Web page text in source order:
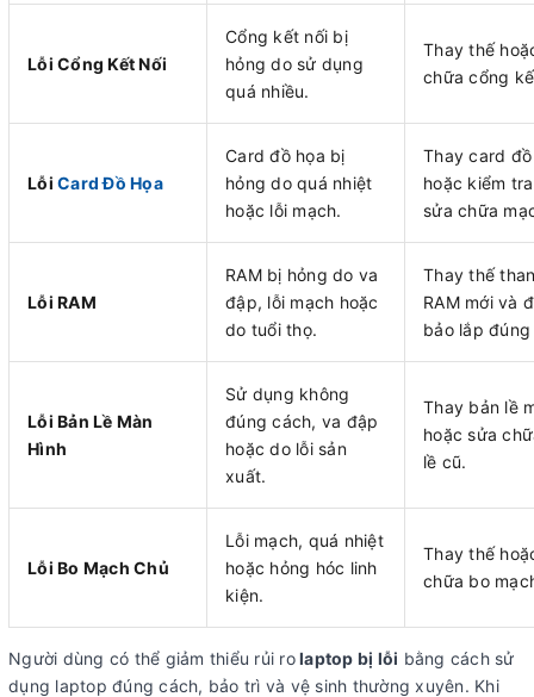
Lỗi Cổng Kết Nối
Cổng kết nối bị
hỏng do sử dụng
quá nhiều.
Thay thế
chữa cổng
Lỗi Card Đồ Họa
Card đồ họa bị
hỏng do quá nhiệt
hoặc lỗi mạch.
Thay card
hoặc kiểm
sửa chữa
Lỗi RAM
RAM bị hỏng do va
đập, lỗi mạch hoặc
do tuổi thọ.
Thay thế
RAM mới và
bảo lắp
Lỗi Bản Lề Màn
Hình
Sử dụng không
đúng cách, va đập
hoặc do lỗi sản
xuất.
Thay bản lề
hoặc sửa
lề cũ.
Lỗi Bo Mạch Chủ
Lỗi mạch, quá nhiệt
hoặc hỏng hóc linh
kiện.
Thay thế
chữa bo
Người dùng có thể giảm thiểu rủi rolaptop bị lỗi bằng cách sử
dụng laptop đúng cách, bảo trì và vệ sinh thường xuyên. Khi